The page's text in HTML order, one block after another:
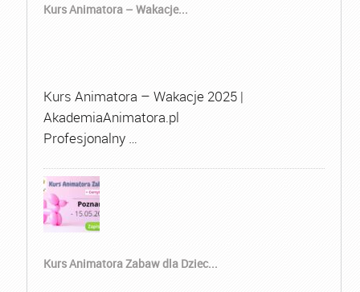
Kurs Animatora – Wakacje...
Kurs Animatora – Wakacje 2025 |
AkademiaAnimatora.pl
Profesjonalny …
Kurs Animatora Zabaw dla Dziec...